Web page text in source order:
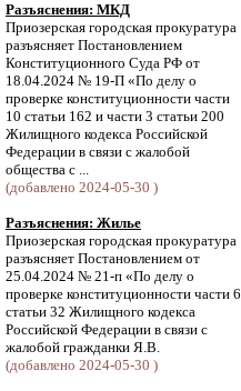
Разъяснения: МКД
Приозерская городская прокуратура
разъясняет Постановлением
Конституционного Суда РФ от
18.04.2024 № 19-П «По делу о
проверке конституционности части
10 статьи 162 и части 3 статьи 200
Жилищного кодекса Российской
Федерации в связи с жалобой
общества с ...
(добавлено 2024-05-30 )
Разъяснения: Жилье
Приозерская городская прокуратура
разъясняет Постановлением от
25.04.2024 № 21-п «По делу о
проверке конституционности части 6
статьи 32 Жилищного кодекса
Российской Федерации в связи с
жалобой гражданки Я.В.
(добавлено 2024-05-30 )